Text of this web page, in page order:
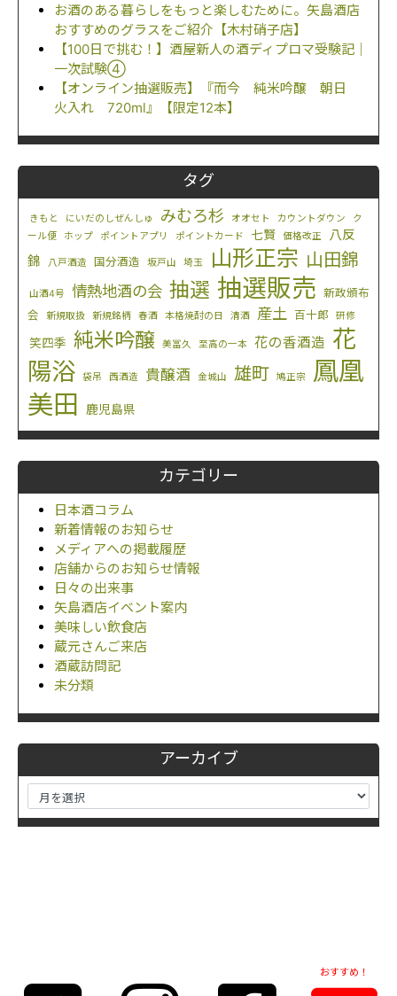
お酒のある暮らしをもっと楽しむために。矢島酒店
おすすめのグラスをご紹介【木村硝子店】
【100日で挑む！】酒屋新人の酒ディプロマ受験記｜
一次試験④
【オンライン抽選販売】『而今 純米吟醸 朝日
火入れ 720ml』【限定12本】
タグ
きもと にいだのしぜんしゅ みむろ杉 オオセト カウントダウン
ク
ール便
ホップ ポイントアプリ ポイントカード 七賢 価格改正
八反
錦
八戸酒造 国分酒造 坂戸山 埼玉 山形正宗 山田錦
山酒4号 情熱地酒の会 抽選 抽選販売 新政頒布
会
新規取扱 新規銘柄 春酒 本格焼酎の日 清酒 産土 百十郎 研修
笑四季 純米吟醸 美冨久 至高の一本 花の香酒造 花
陽浴
袋吊 西酒造 貴醸酒 金城山 雄町 鳩正宗
鳳凰
美田
鹿児島県
カテゴリー
日本酒コラム
新着情報のお知らせ
メディアへの掲載履歴
店舗からのお知らせ情報
日々の出来事
矢島酒店イベント案内
美味しい飲食店
蔵元さんご来店
酒蔵訪問記
未分類
アーカイブ
おすすめ！